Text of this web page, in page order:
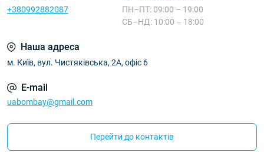
+380992882087
ПН–ПТ: 09:00 – 19:00
СБ–НД: 10:00 – 18:00
Наша адреса
м. Київ, вул. Чистяківська, 2А, офіс 6
E-mail
uabombay@gmail.com
Перейти до контактів